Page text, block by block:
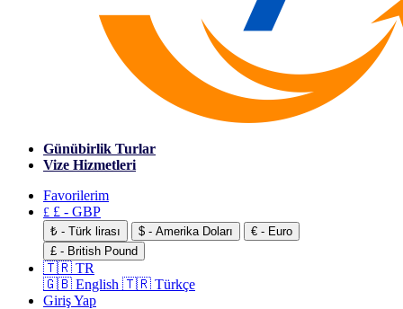
Günübirlik Turlar
Vize Hizmetleri
Favorilerim
£ £ - GBP
₺ - Türk lirası $ - Amerika Doları
€ - Euro
£ - British Pound
🇹🇷 TR
🇬🇧 English 🇹🇷 Türkçe
Giriş Yap